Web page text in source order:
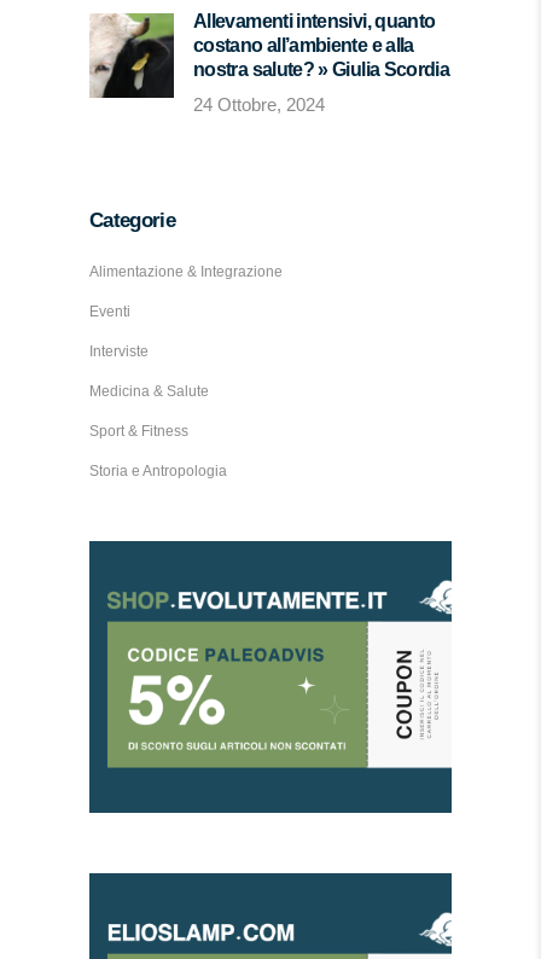
Allevamenti intensivi, quanto
costano all’ambiente e alla
nostra salute? » Giulia Scordia
24 Ottobre, 2024
Categorie
Alimentazione & Integrazione
Eventi
Interviste
Medicina & Salute
Sport & Fitness
Storia e Antropologia